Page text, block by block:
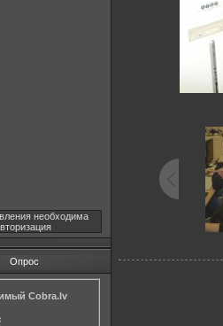
необходима
Опрос
Cobra.lv